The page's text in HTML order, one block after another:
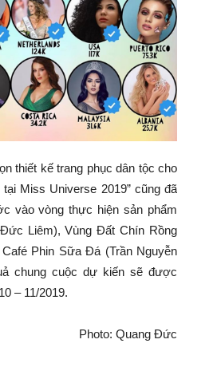
thiết kế trang phục dân tộc cho
Miss Universe 2019” cũng đã
vào vòng thực hiện sản phẩm
Liêm), Vùng Đất Chín Rồng
Phin Sữa Đá (Trần Nguyễn
chung cuộc dự kiến sẽ được
– 11/2019.
Photo: Quang Đức